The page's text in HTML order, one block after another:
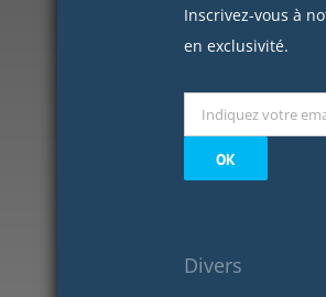
Inscrivez-vous à
en exclusivité.
Divers